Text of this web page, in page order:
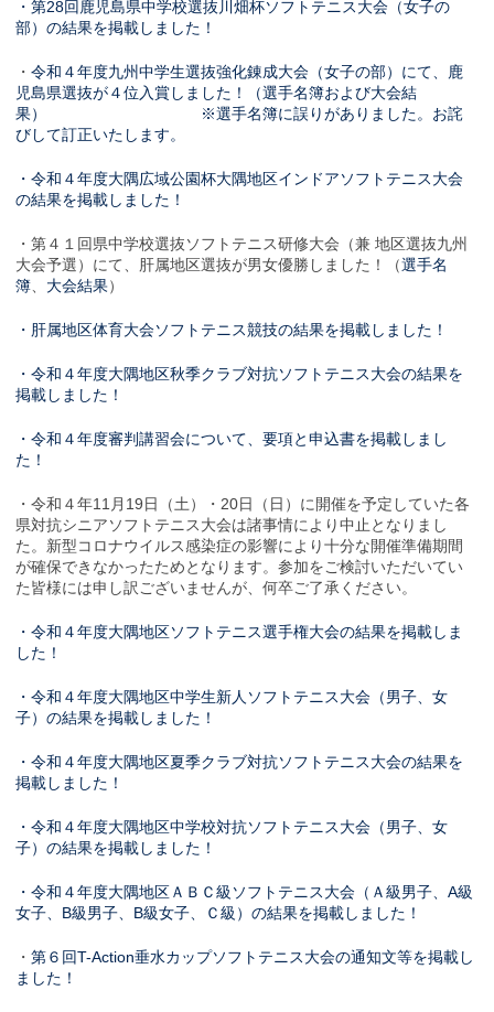
・第28回鹿児島県中学校選抜川畑杯ソフトテニス大会（女子の
部）の結果を掲載しました！
・令和４年度九州中学生選抜強化錬成大会（女子の部）にて、鹿
児島県選抜が４位入賞しました！（選手名簿および大会結
果） ※選手名簿に誤りがありました。お詫
びして訂正いたします。
・令和４年度大隅広域公園杯大隅地区インドアソフトテニス大会
の結果を掲載しました！
・第４１回県中学校選抜ソフトテニス研修大会（兼 地区選抜九州
大会予選）にて、肝属地区選抜が男女優勝しました！（選手名
簿、 大会結果）
・肝属地区体育大会ソフトテニス競技の結果を掲載しました！
・令和４年度大隅地区秋季クラブ対抗ソフトテニス大会の結果を
掲載しました！
・令和４年度審判講習会について、要項と申込書を掲載しまし
た！
・令和４年11月19日（土）・20日（日）に開催を予定していた各
県対抗シニアソフトテニス大会は諸事情により中止となりまし
た。新型コロナウイルス感染症の影響により十分な開催準備期間
が確保できなかったためとなります。参加をご検討いただいてい
た皆様には申し訳ございませんが、何卒ご了承ください。
・令和４年度大隅地区ソフトテニス選手権大会の結果を掲載しま
した！
・令和４年度大隅地区中学生新人ソフトテニス大会（男子、女
子）の結果を掲載しました！
・令和４年度大隅地区夏季クラブ対抗ソフトテニス大会の結果を
掲載しました！
・令和４年度大隅地区中学校対抗ソフトテニス大会（男子、女
子）の結果を掲載しました！
・令和４年度大隅地区ＡＢＣ級ソフトテニス大会（Ａ級男子、A級
女子、B級男子、B級女子、Ｃ級）の結果を掲載しました！
・第６回T-Action垂水カップソフトテニス大会の通知文等を掲載し
ました！